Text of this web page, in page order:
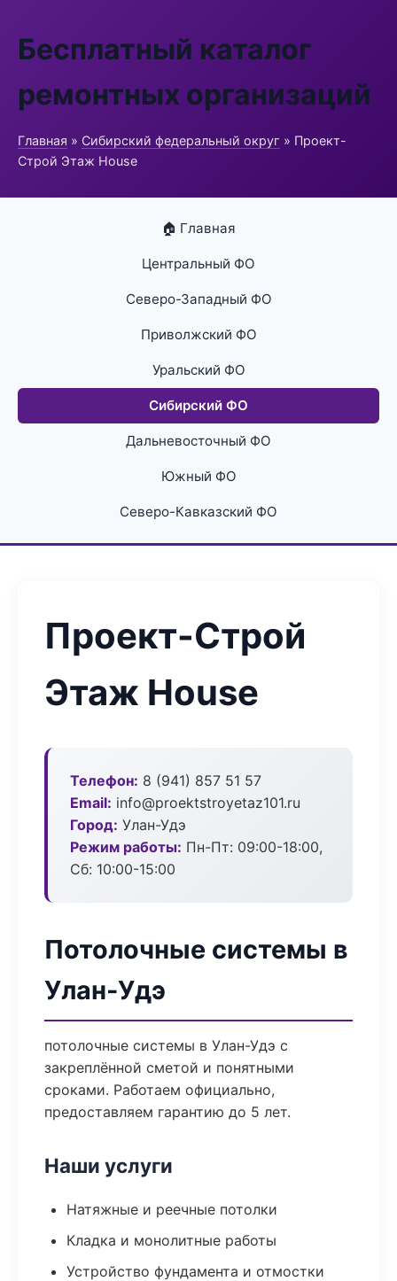
Бесплатный каталог
ремонтных организаций
Главная » Сибирский федеральный округ » Проект-
Строй Этаж House
🏠 Главная
Центральный ФО
Северо-Западный ФО
Приволжский ФО
Уральский ФО
Сибирский ФО
Дальневосточный ФО
Южный ФО
Северо-Кавказский ФО
Проект-Строй
Этаж House
Телефон: 8 (941) 857 51 57
Email: info@proektstroyetaz101.ru
Город: Улан-Удэ
Режим работы: Пн-Пт: 09:00-18:00,
Сб: 10:00-15:00
Потолочные системы в
Улан-Удэ
потолочные системы в Улан-Удэ с
закреплённой сметой и понятными
сроками. Работаем официально,
предоставляем гарантию до 5 лет.
Наши услуги
Натяжные и реечные потолки
Кладка и монолитные работы
Устройство фундамента и отмостки